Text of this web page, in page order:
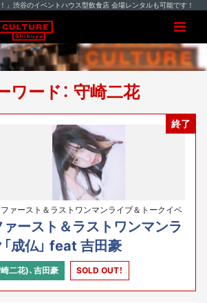
」渋谷のイベントハウス型飲食店 会場レンタルも可能です！
ワード： 守崎二花
終了
ァースト＆ラストワンマンライブ＆トークイベ
ースト＆ラストワンマンラ
成仏」 feat 吉田豪
二花)、吉田豪 SOLD OUT！